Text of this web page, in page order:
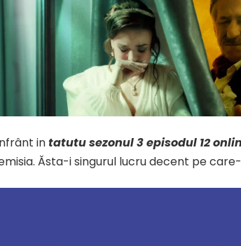
intatutu sezonul 3 episodul 12
Ăsta-i singurul lucru decent pe